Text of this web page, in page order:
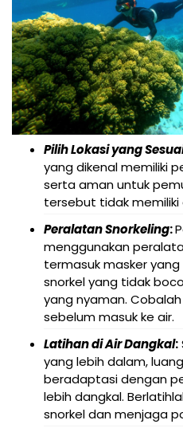
Pilih Lokasi yang
yang dikenal memiliki
serta aman untuk
tersebut tidak memiliki
Peralatan Snorkeling:
menggunakan
termasuk masker
snorkel yang tidak
yang nyaman.
sebelum masuk ke air.
Latihan di Air Dangkal:
yang lebih dalam,
beradaptasi dengan
lebih dangkal.
snorkel dan menjaga